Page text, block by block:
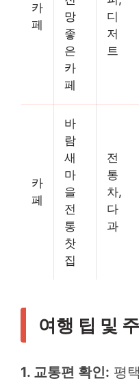
카
페
망
좋
은
카
페
디
저
트
카
페
바
람
새
마
을
전
통
찻
집
전
통
차,
다
과
여행 팁 및
1. 교통편 확인: 평